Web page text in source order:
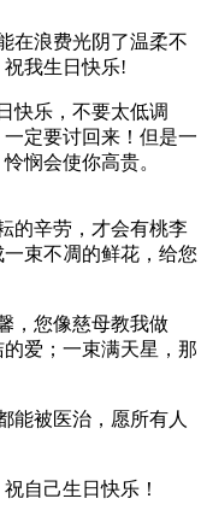
在浪费光阴了温柔不
我生日快乐!
快乐，不要太低调
定要讨回来！但是一
悯会使你高贵。
的辛劳，才会有桃李
束不凋的鲜花，给您
，您像慈母教我做
爱；一束满天星，那
能被医治，愿所有人
自己生日快乐！